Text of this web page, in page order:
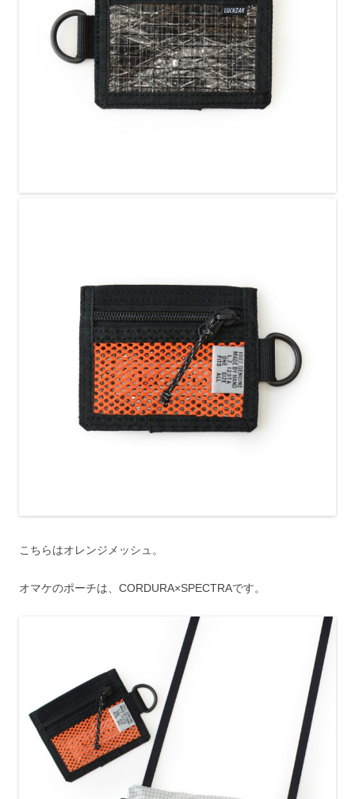
こちらはオレンジメッシュ。
オマケのポーチは、CORDURA×SPECTRAです。